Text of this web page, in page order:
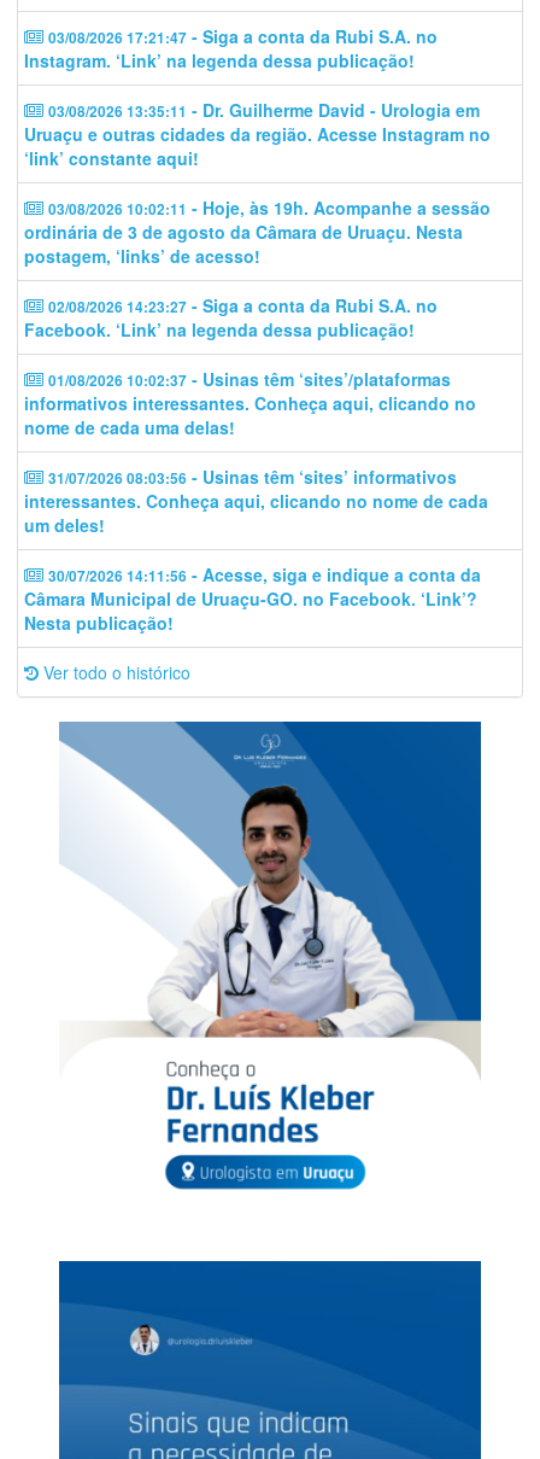
03/08/2026 17:21:47 - Siga a conta da Rubi S.A. no
Instagram. ‘Link’ na legenda dessa publicação!
03/08/2026 13:35:11 - Dr. Guilherme David - Urologia em
Uruaçu e outras cidades da região. Acesse Instagram no
‘link’ constante aqui!
03/08/2026 10:02:11 - Hoje, às 19h. Acompanhe a sessão
ordinária de 3 de agosto da Câmara de Uruaçu. Nesta
postagem, ‘links’ de acesso!
02/08/2026 14:23:27 - Siga a conta da Rubi S.A. no
Facebook. ‘Link’ na legenda dessa publicação!
01/08/2026 10:02:37 - Usinas têm ‘sites’/plataformas
informativos interessantes. Conheça aqui, clicando no
nome de cada uma delas!
31/07/2026 08:03:56 - Usinas têm ‘sites’ informativos
interessantes. Conheça aqui, clicando no nome de cada
um deles!
30/07/2026 14:11:56 - Acesse, siga e indique a conta da
Câmara Municipal de Uruaçu-GO. no Facebook. ‘Link’?
Nesta publicação!
Ver todo o histórico